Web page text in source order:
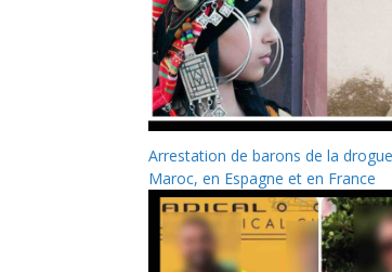
Arrestation de barons de la
Maroc, en Espagne et en France